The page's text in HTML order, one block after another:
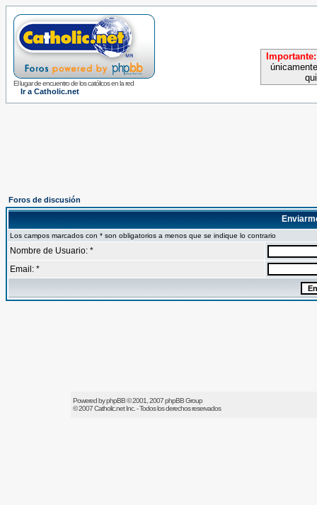
El lugar de encuentro de los católicos en la red
Ir a Catholic.net
Importante:
Foros de discusión
Los campos marcados con * son obligatorios a menos que se indique lo contrario
Nombre de Usuario: *
Email: *
Powered byphpBB© 2001, 2007 phpBB Group
© 2007Catholic.netInc. - Todos los derechos reservados